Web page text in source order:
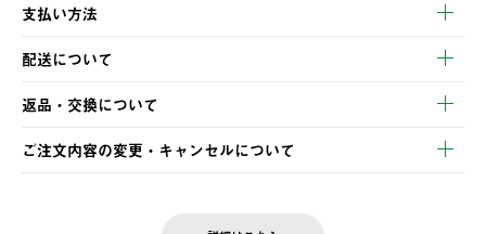
支払い方法
以下のいずれかの方法でお支払いいただけます。
・クレジットカード決済
・コンビニ決済
・Pay-easy決済
配送について
【発送スケジュール】
ご注文・ご入金完了より2営業日以内に商品を発送いたします。
土日祝の発送はございませんので、木曜日以降のご注文は週明け
の発送となる場合がございます。
返品・交換について
※お客様都合の場合
ご注文内容の変更・キャンセルについて